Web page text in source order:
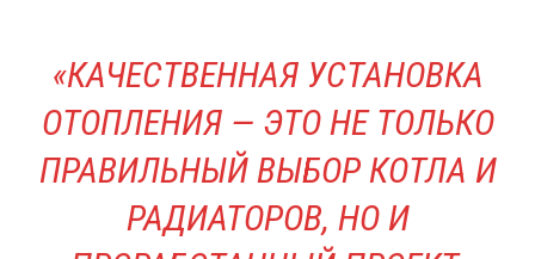
«КАЧЕСТВЕННАЯ УСТАНОВКА
ОТОПЛЕНИЯ — ЭТО НЕ ТОЛЬКО
ПРАВИЛЬНЫЙ ВЫБОР КОТЛА И
РАДИАТОРОВ, НО И